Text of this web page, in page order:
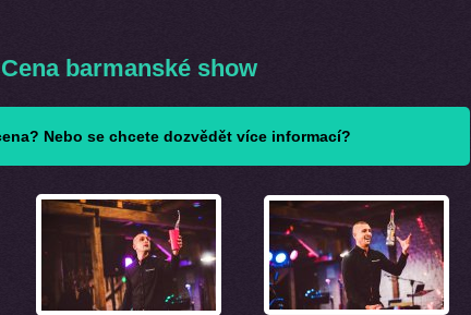
Cena barmanské show
Nebo se chcete dozvědět více informací?